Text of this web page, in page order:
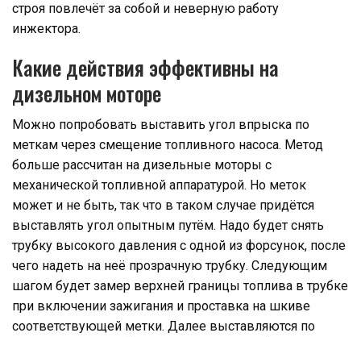
строя повлечёт за собой и неверную работу
инжектора.
Какие действия эффективны на
дизельном моторе
Можно попробовать выставить угол впрыска по
меткам через смещение топливного насоса. Метод
больше рассчитан на дизельные моторы с
механической топливной аппаратурой. Но меток
может и не быть, так что в таком случае придётся
выставлять угол опытным путём. Надо будет снять
трубку высокого давления с одной из форсунок, после
чего надеть на неё прозрачную трубку. Следующим
шагом будет замер верхней границы топлива в трубке
при включении зажигания и проставка на шкиве
соответствующей метки. Далее выставляются по